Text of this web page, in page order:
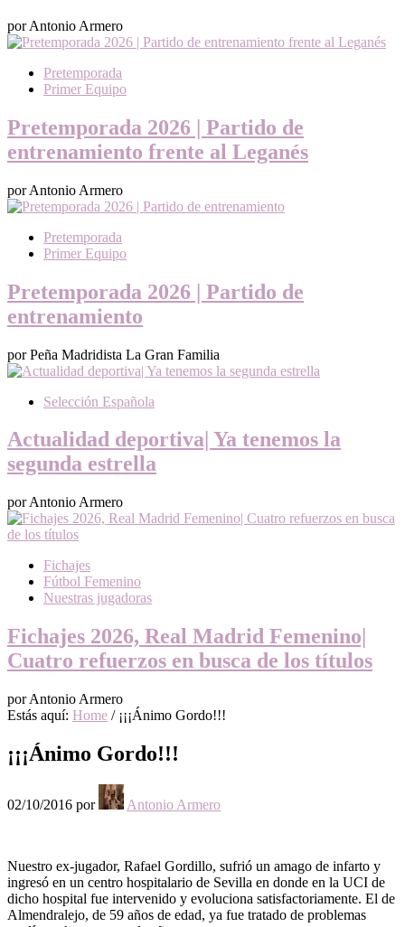
por Antonio Armero
Pretemporada
Primer Equipo
Pretemporada 2026 | Partido de
entrenamiento frente al Leganés
por Antonio Armero
Pretemporada
Primer Equipo
Pretemporada 2026 | Partido de
entrenamiento
por Peña Madridista La Gran Familia
Selección Española
Actualidad deportiva| Ya tenemos la
segunda estrella
por Antonio Armero
Fichajes
Fútbol Femenino
Nuestras jugadoras
Fichajes 2026, Real Madrid Femenino|
Cuatro refuerzos en busca de los títulos
por Antonio Armero
Estás aquí: Home /¡¡¡Ánimo Gordo!!!
¡¡¡Ánimo Gordo!!!
02/10/2016 por Antonio Armero
Nuestro ex-jugador, Rafael Gordillo, sufrió un amago de infarto y
ingresó en un centro hospitalario de Sevilla en donde en la UCI de
dicho hospital fue intervenido y evoluciona satisfactoriamente. El de
Almendralejo, de 59 años de edad, ya fue tratado de problemas